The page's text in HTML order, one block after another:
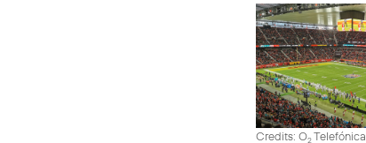
Credits: O2Telefónica